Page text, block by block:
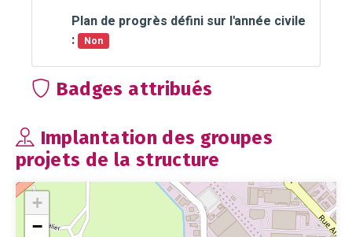
Plan de progrès défini sur l'année civile
:
Non
Badges attribués
Implantation des groupes
projets de la structure
+
−